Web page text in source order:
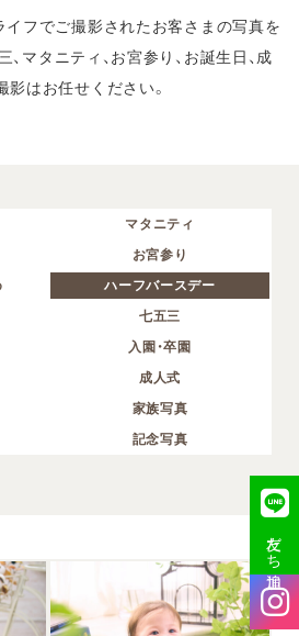
フでご撮影されたお客さまの写真を
、マタニティ、お宮参り、お誕生日、成
影はお任せください。
マタニティ
お宮参り
ハーフバースデー
七五三
入園・卒園
成人式
家族写真
記念写真
友だち追加